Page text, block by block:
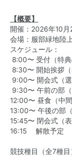
【概要】
開催：2026年10月
会場：服部緑地陸
スケジュール：
8:00〜 受付（特典
8:30〜 開始挨拶
9:00〜 開会式（
9:30〜 午前の部（
12:00〜 昼食（中
13:00〜 午後の部
15:45〜 閉会式（
16:15 解散予定
競技種目（全7種目